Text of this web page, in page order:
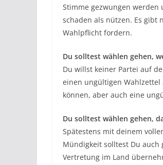
Stimme gezwungen
schaden als nützen. Es
Wahlpflicht fordern.
Du solltest wählen gehen,
Du willst keiner Partei auf
einen ungültigen
können, aber auch eine
Du solltest wählen gehen,
Spätestens mit deinem
Mündigkeit solltest Du
Vertretung im Land